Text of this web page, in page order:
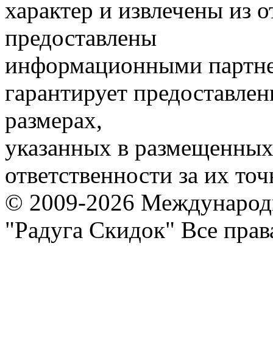
характер и извлечены из
предоставлены
информационными
гарантирует
размерах,
указанных в
ответственности за их
© 2009-2026
"Радуга Скидок" Все